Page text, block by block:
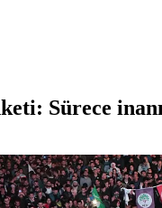
Sürece